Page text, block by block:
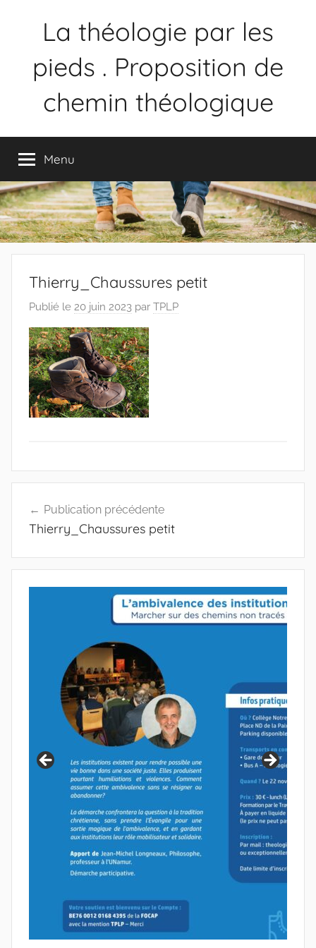
La théologie par les
pieds . Proposition de
chemin théologique
chemin
théologique
Menu
Thierry_Chaussures petit
Publié le 20 juin 2023 par TPLP
Publication précédente
Thierry_Chaussures petit